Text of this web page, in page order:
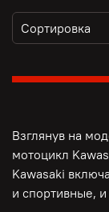
Взглянув на
мотоцикл
Kawasaki
и спортивные,